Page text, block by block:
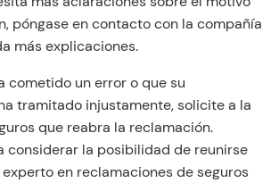
póngase en contacto con la compañía
más explicaciones.
cometido un error o que su
tramitado injustamente, solicite a la
que reabra la reclamación.
considerar la posibilidad de reunirse
en reclamaciones de seguros